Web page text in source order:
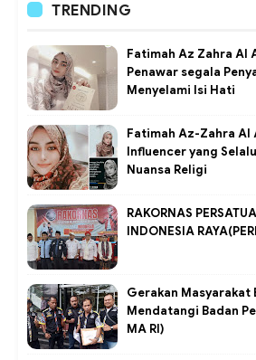
TRENDING
Fatimah Az Zahra Al
Penawar segala
Menyelami Isi Hati
Fatimah Az-Zahra Al
Influencer yang
Nuansa Religi
RAKORNAS
INDONESIA
Gerakan Masyarakat
Mendatangi Badan
MA RI)